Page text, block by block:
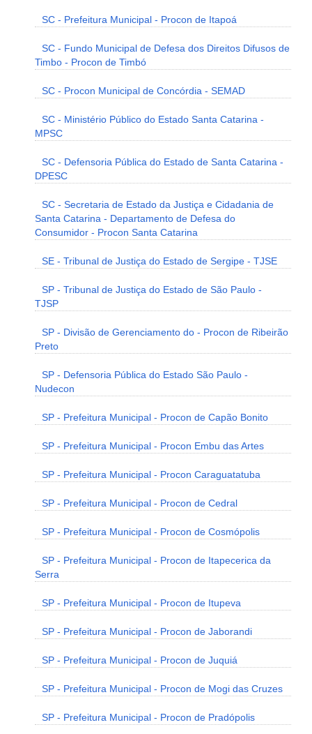
SC - Prefeitura Municipal - Procon de Itapoá
SC - Fundo Municipal de Defesa dos Direitos Difusos de
Timbo - Procon de Timbó
SC - Procon Municipal de Concórdia - SEMAD
SC - Ministério Público do Estado Santa Catarina -
MPSC
SC - Defensoria Pública do Estado de Santa Catarina -
DPESC
SC - Secretaria de Estado da Justiça e Cidadania de
Santa Catarina - Departamento de Defesa do
Consumidor - Procon Santa Catarina
SE - Tribunal de Justiça do Estado de Sergipe - TJSE
SP - Tribunal de Justiça do Estado de São Paulo -
TJSP
SP - Divisão de Gerenciamento do - Procon de Ribeirão
Preto
SP - Defensoria Pública do Estado São Paulo -
Nudecon
SP - Prefeitura Municipal - Procon de Capão Bonito
SP - Prefeitura Municipal - Procon Embu das Artes
SP - Prefeitura Municipal - Procon Caraguatatuba
SP - Prefeitura Municipal - Procon de Cedral
SP - Prefeitura Municipal - Procon de Cosmópolis
SP - Prefeitura Municipal - Procon de Itapecerica da
Serra
SP - Prefeitura Municipal - Procon de Itupeva
SP - Prefeitura Municipal - Procon de Jaborandi
SP - Prefeitura Municipal - Procon de Juquiá
SP - Prefeitura Municipal - Procon de Mogi das Cruzes
SP - Prefeitura Municipal - Procon de Pradópolis